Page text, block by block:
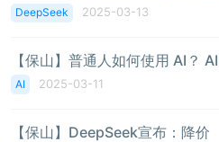
DeepSeek 2025-03-13
【保山】普通人如何使用 AI？
AI 2025-03-11
【保山】DeepSeek宣布：降价